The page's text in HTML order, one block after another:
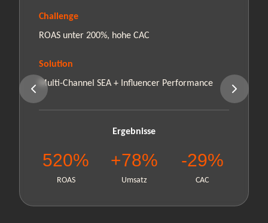
Challenge
ROAS unter 200%, hohe CAC
Solution
Multi-Channel SEA + Influencer Performance
Ergebnisse
520%
ROAS
+78%
Umsatz
-29%
CAC